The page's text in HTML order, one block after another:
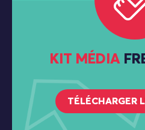
KIT MÉDIA
TÉLÉCHARGER